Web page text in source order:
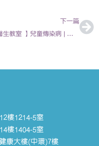
下一篇
【醫生教室 】兒童傳染病 | 胡振斌 – 兒科專科醫生
樓1214-5室
樓1404-5室
康大樓(中環)7樓